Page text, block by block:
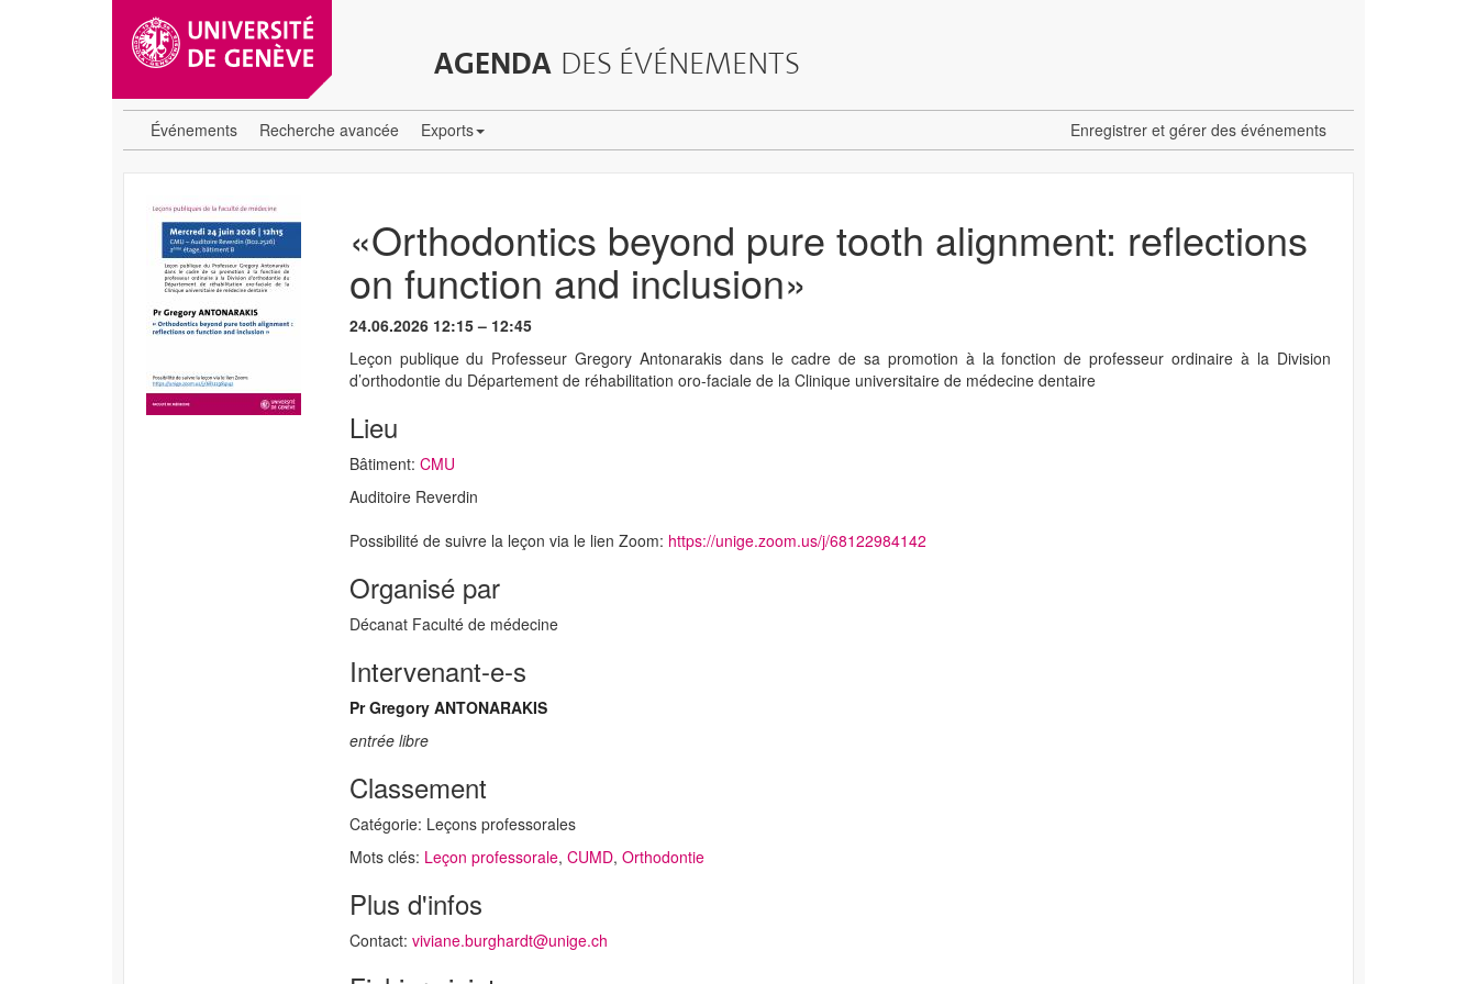
AGENDA DES ÉVÉNEMENTS
Événements Recherche avancée Exports Enregistrer et gérer des événements
«Orthodontics beyond pure tooth alignment: reflections
on function and inclusion»
24.06.2026 12:15 – 12:45
Leçon publique du Professeur Gregory Antonarakis dans le cadre de sa promotion à la fonction de professeur ordinaire à la Division
d’orthodontie du Département de réhabilitation oro-faciale de la Clinique universitaire de médecine dentaire
Lieu
Bâtiment: CMU
Auditoire Reverdin
Possibilité de suivre la leçon via le lien Zoom: https://unige.zoom.us/j/68122984142
Organisé par
Décanat Faculté de médecine
Intervenant-e-s
Pr Gregory ANTONARAKIS
entrée libre
Classement
Catégorie: Leçons professorales
Mots clés: Leçon professorale, CUMD, Orthodontie
Plus d'infos
Contact: viviane.burghardt@unige.ch